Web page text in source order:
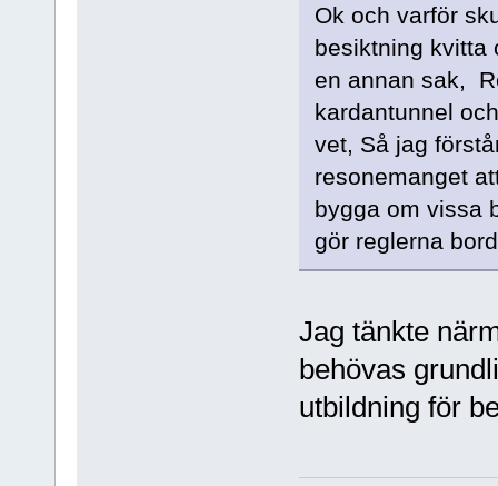
Ok och varför
besiktning kvitta
en annan sak,
kardantunnel
vet, Så jag
resonemanget
bygga om vissa
gör reglerna
Jag tänkte
behövas
utbildning för